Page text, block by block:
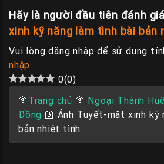
Hãy là người đầu tiên đánh giá
xinh kỹ năng làm tình bài bản
Vui lòng đăng nhập để sử dụng
nhập
0(0)
🛐 Trang chủ 🛐 Ngoại Thành
Đồng 🛐 Ánh Tuyết-mặt xinh kỹ
bản nhiệt tình